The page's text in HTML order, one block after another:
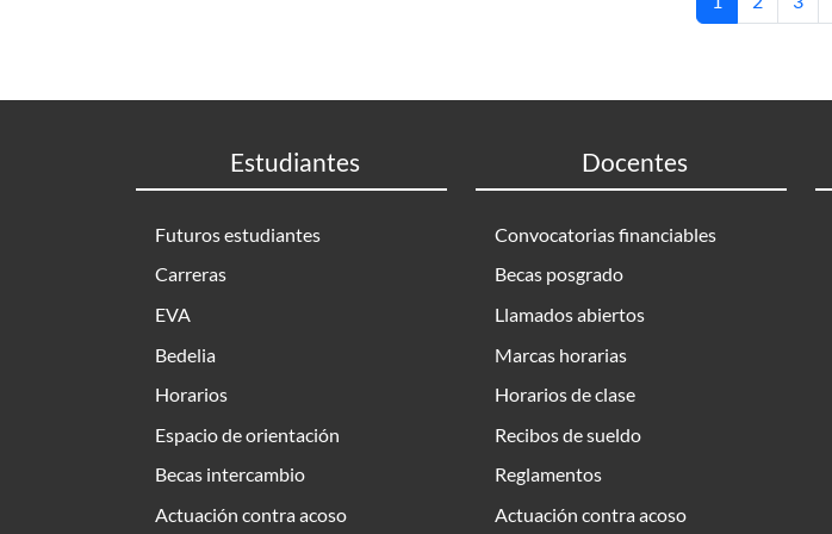
Estudiantes
Futuros estudiantes
Carreras
EVA
Bedelia
Horarios
Espacio de orientación
Becas intercambio
Actuación contra acoso
Docentes
Convocatorias financiables
Becas posgrado
Llamados abiertos
Marcas horarias
Horarios de clase
Recibos de sueldo
Reglamentos
Actuación contra acoso